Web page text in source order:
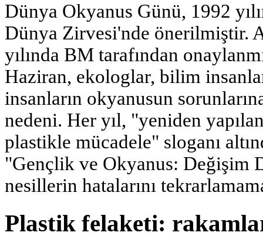
Dünya Okyanus Günü, 1992
Dünya Zirvesi'nde önerilmiştir.
yılında BM tarafından
Haziran, ekologlar, bilim
insanların okyanusun
nedeni. Her yıl, "yeniden
plastikle mücadele" sloganı
"Gençlik ve Okyanus: Değişim
nesillerin hatalarını
Plastik felaketi: